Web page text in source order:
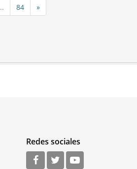
84 »
Redes sociales